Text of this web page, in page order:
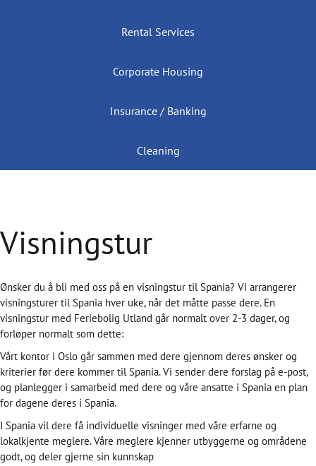
Rental Services
Corporate Housing
Insurance / Banking
Cleaning
Visningstur
Ønsker du å bli med oss på en visningstur til Spania? Vi arrangerer
visningsturer til Spania hver uke, når det måtte passe dere. En
visningstur med Feriebolig Utland går normalt over 2-3 dager, og
forløper normalt som dette:
Vårt kontor i Oslo går sammen med dere gjennom deres ønsker og
kriterier før dere kommer til Spania. Vi sender dere forslag på e-post,
og planlegger i samarbeid med dere og våre ansatte i Spania en plan
for dagene deres i Spania.
I Spania vil dere få individuelle visninger med våre erfarne og
lokalkjente meglere. Våre meglere kjenner utbyggerne og områdene
godt, og deler gjerne sin kunnskap